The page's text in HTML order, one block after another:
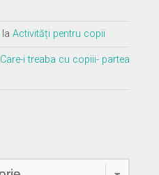
la Activități pentru copii
Care-i treaba cu copiii- partea